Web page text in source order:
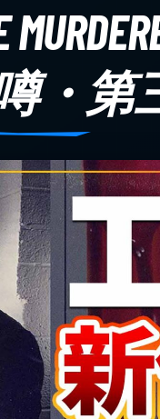
噂・